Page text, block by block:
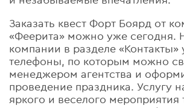
Заказать квест Форт Боярд от
«Феерита» можно уже сегодня.
компании в разделе «Контакты»
телефоны, по которым можно
менеджером агентства и
проведение праздника. Услугу
яркого и веселого